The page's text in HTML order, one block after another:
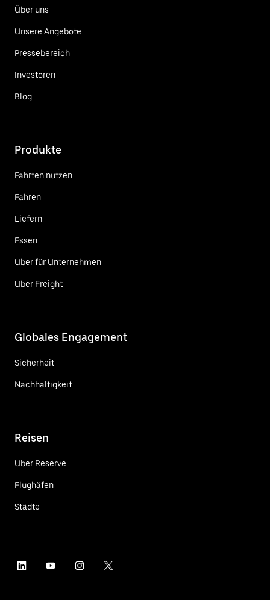
Über uns
Unsere Angebote
Pressebereich
Investoren
Blog
Produkte
Fahrten nutzen
Fahren
Liefern
Essen
Uber für Unternehmen
Uber Freight
Globales Engagement
Sicherheit
Nachhaltigkeit
Reisen
Uber Reserve
Flughäfen
Städte